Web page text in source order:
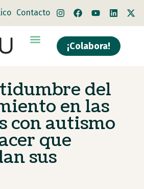
Contacto
¡Colabora!
del
en las
con autismo
que
sus